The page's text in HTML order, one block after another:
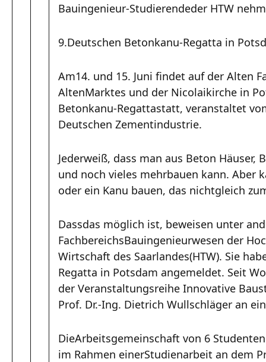
Bauingenieur-Studierendeder HTW
9.Deutschen Betonkanu-Regatta in
Am14. und 15. Juni findet auf der Alten
AltenMarktes und der Nicolaikirche in
Betonkanu-Regattastatt, veranstaltet
Deutschen Zementindustrie.
Jederweiß, dass man aus Beton Häuser,
und noch vieles mehrbauen kann. Aber
oder ein Kanu bauen, das nichtgleich
Dassdas möglich ist, beweisen unter
FachbereichsBauingenieurwesen der
Wirtschaft des Saarlandes(HTW). Sie
Regatta in Potsdam angemeldet. Seit
der Veranstaltungsreihe Innovative
Prof. Dr.-Ing. Dietrich Wullschläger an
DieArbeitsgemeinschaft von 6
im Rahmen einerStudienarbeit an dem